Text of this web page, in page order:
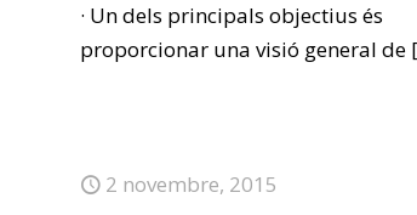
· Un dels principals objectius és
proporcionar una visió general de
2 novembre, 2015